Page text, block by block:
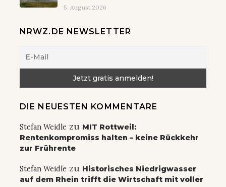
5. August 2026
NRWZ.DE NEWSLETTER
DIE NEUESTEN KOMMENTARE
Stefan Weidle zu MIT Rottweil:
Rentenkompromiss halten – keine Rückkehr
zur Frührente
Stefan Weidle zu Historisches Niedrigwasser
auf dem Rhein trifft die Wirtschaft mit voller